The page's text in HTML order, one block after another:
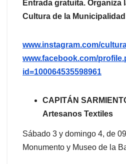
Entrada gratuita. Organiza
Cultura de la
www.instagram.com/
www.facebook.com/
id=100064535598961
CAPITÁN
Artesanos Textiles
Sábado 3 y domingo 4, de
Monumento y Museo de la